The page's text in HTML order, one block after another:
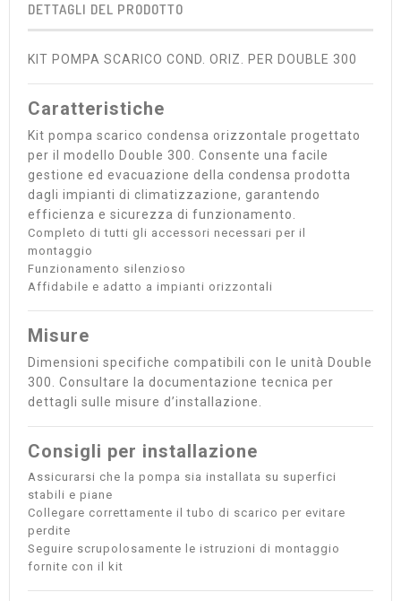
DETTAGLI DEL PRODOTTO
KIT POMPA SCARICO COND. ORIZ. PER DOUBLE 300
Caratteristiche
Kit pompa scarico condensa orizzontale progettato
per il modello Double 300. Consente una facile
gestione ed evacuazione della condensa prodotta
dagli impianti di climatizzazione, garantendo
efficienza e sicurezza di funzionamento.
Completo di tutti gli accessori necessari per il
montaggio
Funzionamento silenzioso
Affidabile e adatto a impianti orizzontali
Misure
Dimensioni specifiche compatibili con le unità Double
300. Consultare la documentazione tecnica per
dettagli sulle misure d’installazione.
Consigli per installazione
Assicurarsi che la pompa sia installata su superfici
stabili e piane
Collegare correttamente il tubo di scarico per evitare
perdite
Seguire scrupolosamente le istruzioni di montaggio
fornite con il kit